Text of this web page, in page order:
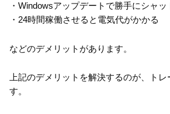
・Windowsアップデートで勝手にシャッ
・24時間稼働させると電気代がかかる
などのデメリットがあります。
上記のデメリットを解決するのが、ト
す。